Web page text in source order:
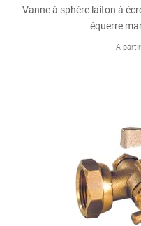
Vanne à sphère laiton à
équerre
A